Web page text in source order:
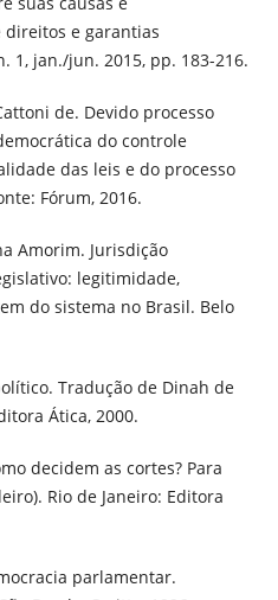
direitos e garantias
1, jan./jun. 2015, pp. 183-216.
de. Devido processo
do controle
das leis e do processo
Fórum, 2016.
Amorim. Jurisdição
legitimidade,
do sistema no Brasil. Belo
Tradução de Dinah de
Ática, 2000.
decidem as cortes? Para
Rio de Janeiro: Editora
parlamentar.